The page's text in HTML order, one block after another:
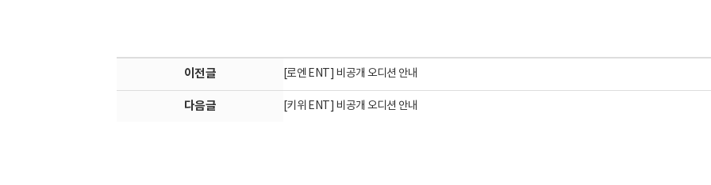
이전글 [로엔 ENT] 비공개 오디션 안내
다음글 [키위 ENT] 비공개 오디션 안내